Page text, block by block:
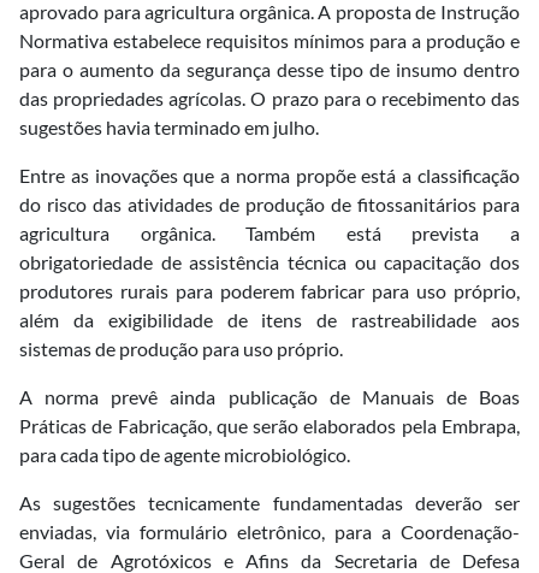
aprovado para agricultura orgânica. A proposta de Instrução
Normativa estabelece requisitos mínimos para a produção e
para o aumento da segurança desse tipo de insumo dentro
das propriedades agrícolas. O prazo para o recebimento das
sugestões havia terminado em julho.
Entre as inovações que a norma propõe está a classificação
do risco das atividades de produção de fitossanitários para
agricultura orgânica. Também está prevista a
obrigatoriedade de assistência técnica ou capacitação dos
produtores rurais para poderem fabricar para uso próprio,
além da exigibilidade de itens de rastreabilidade aos
sistemas de produção para uso próprio.
A norma prevê ainda publicação de Manuais de Boas
Práticas de Fabricação, que serão elaborados pela Embrapa,
para cada tipo de agente microbiológico.
As sugestões tecnicamente fundamentadas deverão ser
enviadas, via formulário eletrônico, para a Coordenação-
Geral de Agrotóxicos e Afins da Secretaria de Defesa